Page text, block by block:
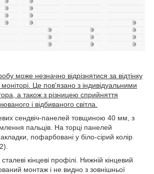
може незначно відрізнятися за відтінку
Це пов'язано з індивідуальними
а також з різницею сприйняття
і відбиваного світла.
сендвіч-панелей товщиною 40 мм, з
пальців. На торці панелей
пофарбовані у біло-сірий колір
кінцеві профілі. Нижній кінцевий
монтаж і не видно з зовнішньої